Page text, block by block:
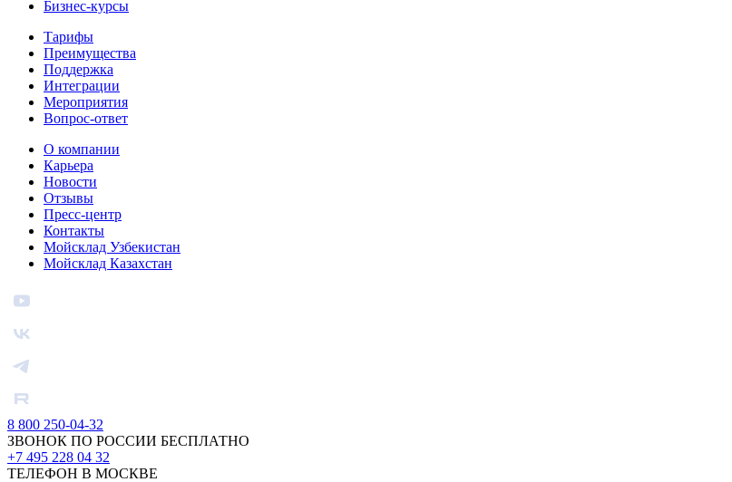
Бизнес‑курсы
Тарифы
Преимущества
Поддержка
Интеграции
Мероприятия
Вопрос-ответ
О компании
Карьера
Новости
Отзывы
Пресс-центр
Контакты
Мойсклад Узбекистан
Мойсклад Казахстан
8 800 250-04-32
ЗВОНОК ПО РОССИИ БЕСПЛАТНО
+7 495 228 04 32
ТЕЛЕФОН В МОСКВЕ